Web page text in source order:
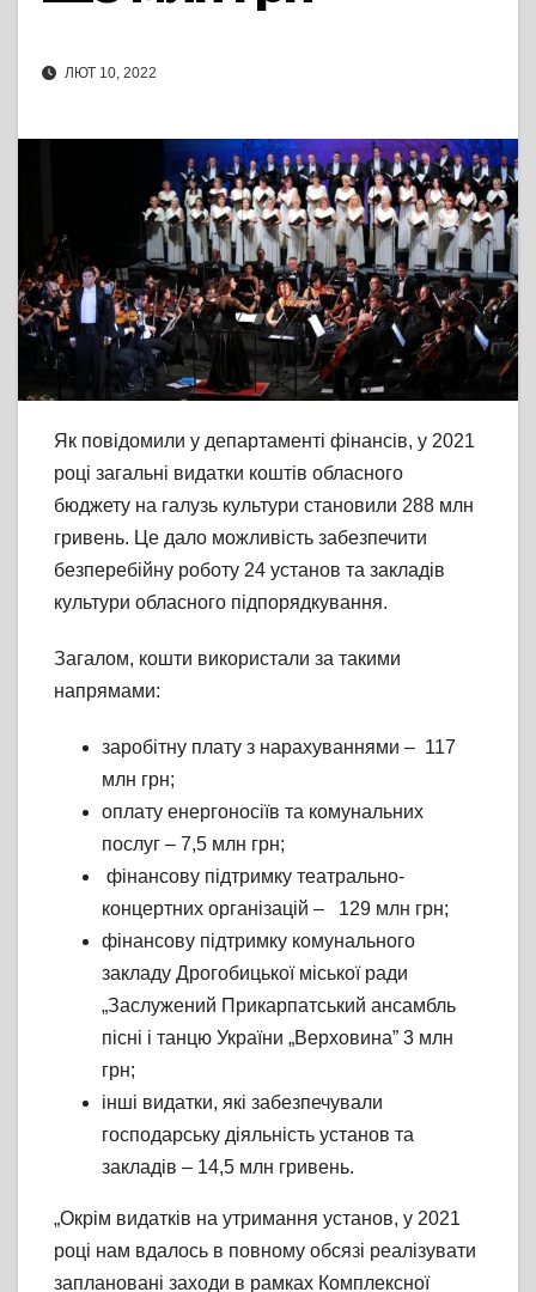
ЛЮТ 10, 2022
Як повідомили у департаменті фінансів, у 2021
році загальні видатки коштів обласного
бюджету на галузь культури становили 288 млн
гривень. Це дало можливість забезпечити
безперебійну роботу 24 установ та закладів
культури обласного підпорядкування.
Загалом, кошти використали за такими
напрямами:
заробітну плату з нарахуваннями – 117
млн грн;
оплату енергоносіїв та комунальних
послуг – 7,5 млн грн;
фінансову підтримку театрально-
концертних організацій – 129 млн грн;
фінансову підтримку комунального
закладу Дрогобицької міської ради
„Заслужений Прикарпатський ансамбль
пісні і танцю України „Верховина” 3 млн
грн;
інші видатки, які забезпечували
господарську діяльність установ та
закладів – 14,5 млн гривень.
„Окрім видатків на утримання установ, у 2021
році нам вдалось в повному обсязі реалізувати
заплановані заходи в рамках Комплексної